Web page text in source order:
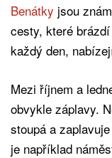
Benátky jsou
cesty, které
každý den,
Mezi říjnem a
obvykle záplavy.
stoupá a
je například